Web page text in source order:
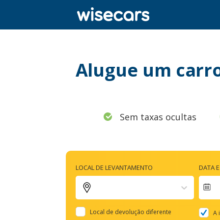
Alugue um
Sem taxas ocultas
LOCAL DE LEVANTAMENTO
Local de devolução diferente
DATA
to
A